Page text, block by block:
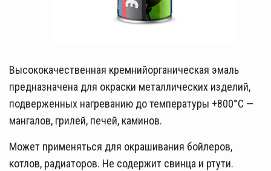
Высококачественная кремнийорганическая эмаль
предназначена для окраски металлических изделий,
подверженных нагреванию до температуры +800°С —
мангалов, грилей, печей, каминов.
Может применяться для окрашивания бойлеров,
котлов, радиаторов. Не содержит свинца и ртути.